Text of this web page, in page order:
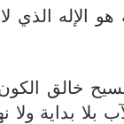
الإله الذي
الكون
بلا بداية